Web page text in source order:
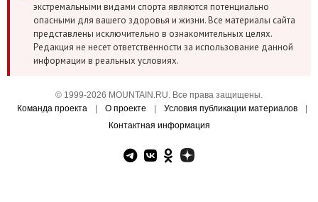
экстремальными видами спорта являются потенциально
опасными для вашего здоровья и жизни. Все материалы сайта
представлены исключительно в ознакомительных целях.
Редакция не несет ответственности за использование данной
информации в реальных условиях.
© 1999-2026 MOUNTAIN.RU. Все права защищены.
Команда проекта
О проекте Условия публикации материалов
Контактная информация